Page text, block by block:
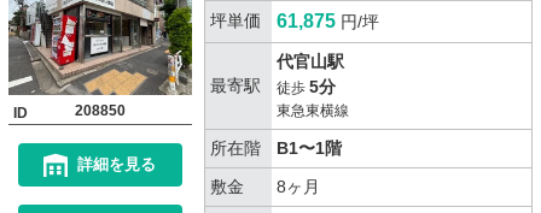
ID 208850
詳細を見る
坪単価 61,875 円/坪
最寄駅
代官山駅
徒歩 5分
東急東横線
所在階
B1〜1階
敷金
8ヶ月